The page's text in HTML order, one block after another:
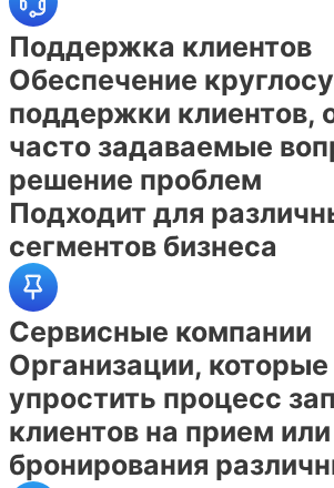
Поддержка клиентов
Обеспечение
поддержки клиентов,
часто задаваемые
решение проблем
Подходит для
сегментов бизнеса
Сервисные компании
Организации, которые
упростить процесс
клиентов на прием или
бронирования